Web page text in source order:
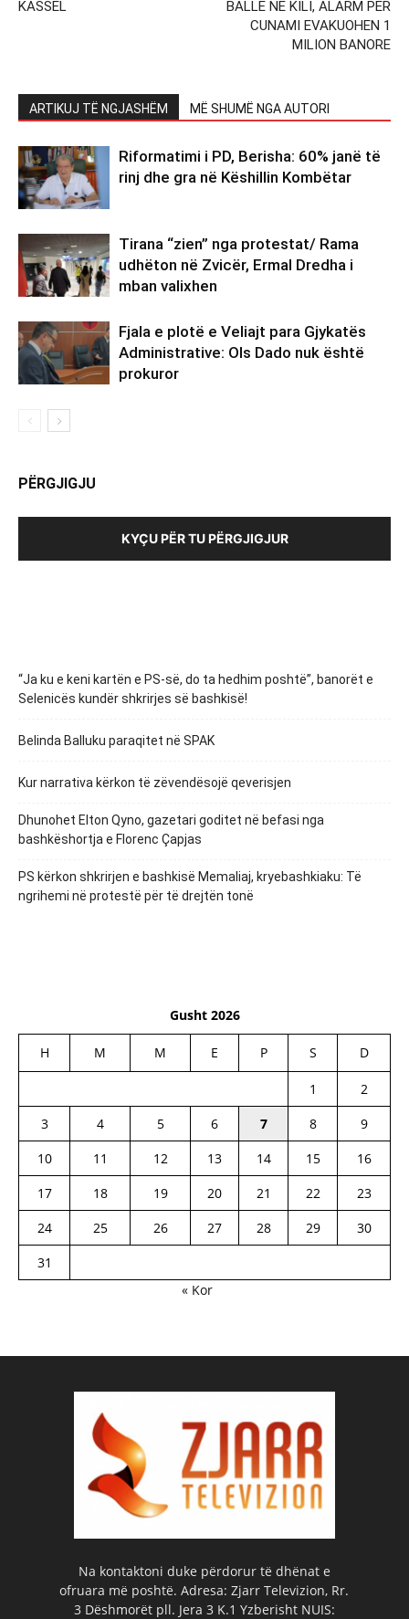
KASSEL
BALLE NE KILI, ALARM PER
CUNAMI EVAKUOHEN 1
MILION BANORE
ARTIKUJ TË NGJASHËM MË SHUMË NGA AUTORI
Riformatimi i PD, Berisha: 60% janë të
rinj dhe gra në Këshillin Kombëtar
Tirana “zien” nga protestat/ Rama
udhëton në Zvicër, Ermal Dredha i
mban valixhen
Fjala e plotë e Veliajt para Gjykatës
Administrative: Ols Dado nuk është
prokuror
PËRGJIGJU
KYÇU PËR TU PËRGJIGJUR
“Ja ku e keni kartën e PS-së, do ta hedhim poshtë”, banorët e
Selenicës kundër shkrirjes së bashkisë!
Belinda Balluku paraqitet në SPAK
Kur narrativa kërkon të zëvendësojë qeverisjen
Dhunohet Elton Qyno, gazetari goditet në befasi nga
bashkëshortja e Florenc Çapjas
PS kërkon shkrirjen e bashkisë Memaliaj, kryebashkiaku: Të
ngrihemi në protestë për të drejtën tonë
Gusht 2026
H M M E P S D
1
2
3
4 5 6 7 8
9
10
11 12 13 14 15
16
17
18 19 20 21 22
23
24
25 26 27 28 29
30
31
« Kor
Na kontaktoni duke përdorur të dhënat e
ofruara më poshtë. Adresa: Zjarr Televizion, Rr.
3 Dëshmorët pll. Jera 3 K.1 Yzberisht NUIS: